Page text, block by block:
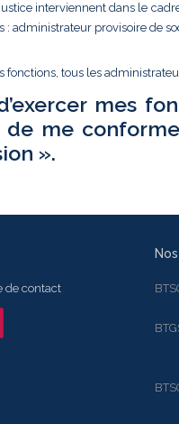
interviennent dans le
: administrateur provisoire de
fonctions, tous les
mes
me
».
de contact
2,